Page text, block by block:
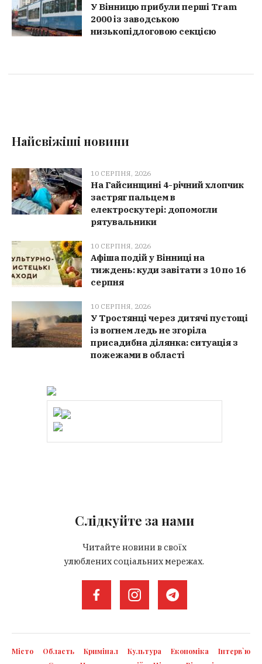
У Вінницю прибули перші Tram
2000 із заводською
низькопідлоговою секцією
Найсвіжіші новини
10 СЕРПНЯ, 2026
На Гайсинщині 4-річний хлопчик
застряг пальцем в
електроскутері: допомогли
рятувальники
10 СЕРПНЯ, 2026
Афіша подій у Вінниці на
тиждень: куди завітати з 10 по 16
серпня
10 СЕРПНЯ, 2026
У Тростянці через дитячі пустощі
із вогнем ледь не згоріла
присадибна ділянка: ситуація з
пожежами в області
Слідкуйте за нами
Читайте новини в своїх
улюблених соціальних мережах.
Місто Область Кримінал Культура Економіка
Інтерв`ю